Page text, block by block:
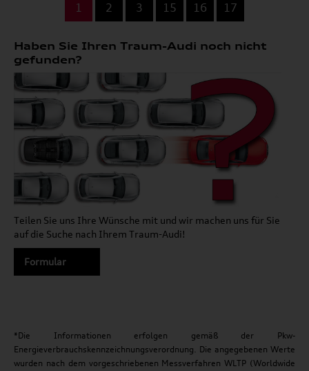
1 2 3 15 16 17
Haben Sie Ihren Traum-Audi noch nicht
gefunden?
Teilen Sie uns Ihre Wünsche mit und wir machen uns für Sie
auf die Suche nach Ihrem Traum-Audi!
Formular
*Die Informationen erfolgen gemäß der Pkw-
Energieverbrauchskennzeichnungsverordnung. Die angegebenen Werte
wurden nach dem vorgeschriebenen Messverfahren WLTP (Worldwide